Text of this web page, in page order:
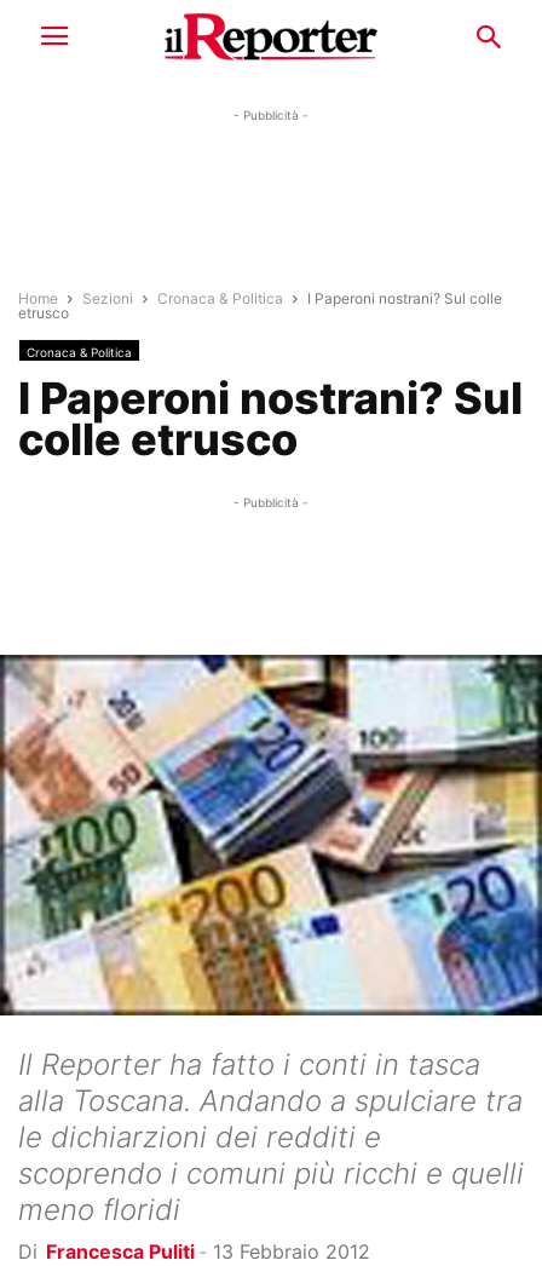
- Pubblicità -
Home Sezioni Cronaca & Politica
I Paperoni nostrani? Sul colle
etrusco
Cronaca & Politica
I Paperoni nostrani? Sul
colle etrusco
- Pubblicità -
Il Reporter ha fatto i conti in tasca
alla Toscana. Andando a spulciare tra
le dichiarzioni dei redditi e
scoprendo i comuni più ricchi e quelli
meno floridi
Di Francesca Puliti - 13 Febbraio 2012